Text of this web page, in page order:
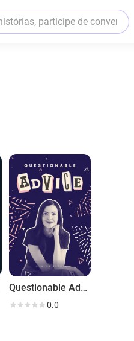
Questionable Advice
0.0